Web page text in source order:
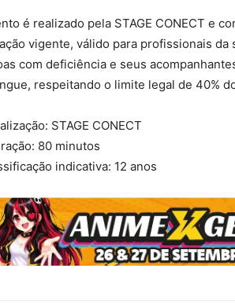
é realizado pela STAGE CONECT e
vigente, válido para profissionais
com deficiência e seus
respeitando o limite legal de 40%
STAGE CONECT
80 minutos
indicativa: 12 anos